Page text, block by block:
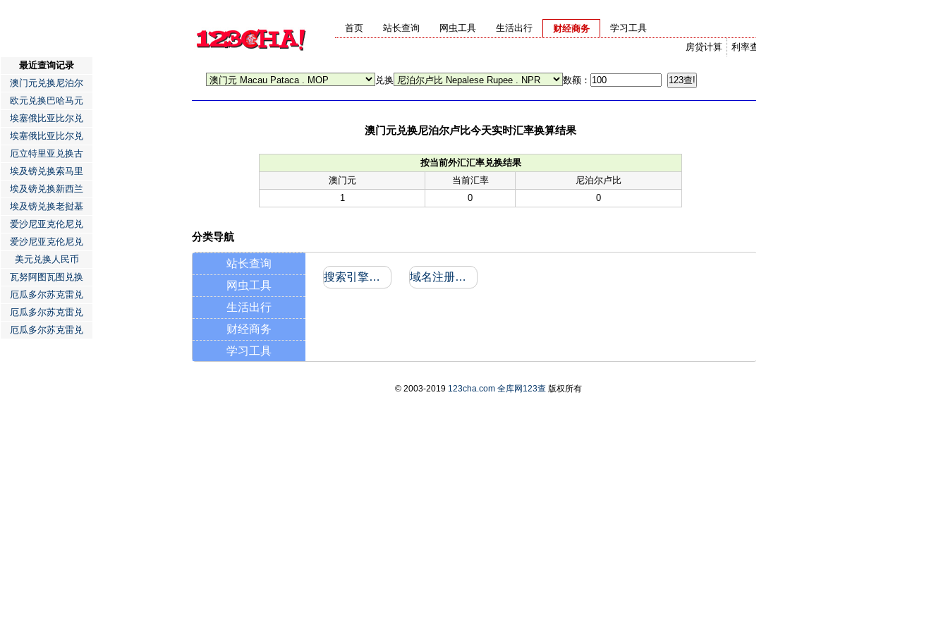
首页 站长查询 网虫工具 生活出行
财经商务
利率查询
房贷计算
学习工具
兑换 数额：
澳门元兑换尼泊尔卢比今天实时汇率换算结果
按当前外汇汇率兑换结果
澳门元
当前汇率
尼泊尔卢比
1
0 0
最近查询记录
澳门元兑换尼泊尔
欧元兑换巴哈马元
埃塞俄比亚比尔兑
埃塞俄比亚比尔兑
厄立特里亚兑换古
埃及镑兑换索马里
埃及镑兑换新西兰
埃及镑兑换老挝基
爱沙尼亚克伦尼兑
爱沙尼亚克伦尼兑
美元兑换人民币
瓦努阿图瓦图兑换
厄瓜多尔苏克雷兑
厄瓜多尔苏克雷兑
厄瓜多尔苏克雷兑
分类导航
站长查询
网虫工具
生活出行
财经商务
学习工具
搜索引擎收录和反向链接 域名注册信息
© 2003-2019 123cha.com 全库网123查版权所有